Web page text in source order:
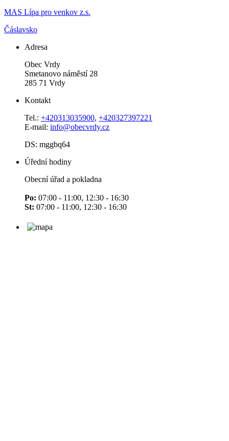
MAS Lípa pro venkov z.s.
Čáslavsko
Adresa
Obec Vrdy
Smetanovo náměstí 28
285 71 Vrdy
Kontakt
Tel.: +420313035900, +420327397221
E-mail: info@obecvrdy.cz
DS: mggbq64
Úřední hodiny
Obecní úřad a pokladna
Po: 07:00 - 11:00, 12:30 - 16:30
St: 07:00 - 11:00, 12:30 - 16:30